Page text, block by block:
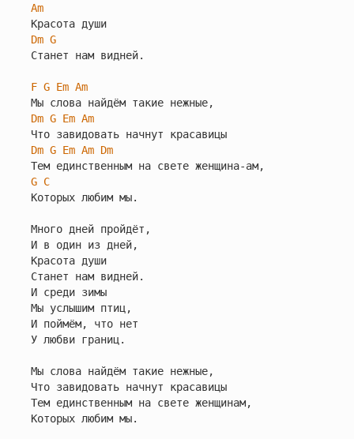
Am
Dm G
Станет нам видней.
F G Em Am
Dm G Em Am
Dm G Em Am Dm
G C
Которых любим мы.
Много дней пройдёт,
И в один из дней,
Красота души
Станет нам видней.
И среди зимы
Мы услышим птиц,
И поймём, что нет
У любви границ.
Мы слова найдём такие нежные,
Что завидовать начнут красавицы
Тем единственным на свете женщинам,
Которых любим мы.